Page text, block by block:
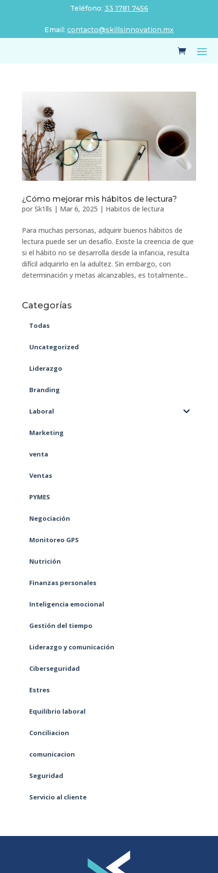
Teléfono: 33 1781 7456
Email: contacto@skillsinnovation.mx
¿Cómo mejorar mis hábitos de lectura?
por Sk1lls | Mar 6, 2025 | Habitos de lectura
Para muchas personas, adquirir buenos hábitos de
lectura puede ser un desafío. Existe la creencia de que
si el hábito no se desarrolla desde la infancia, resulta
difícil adquirirlo en la adultez. Sin embargo, con
determinación y metas alcanzables, es totalmente...
Categorías
Todas
Uncategorized
Liderazgo
Branding
Laboral
Marketing
venta
Ventas
PYMES
Negociación
Monitoreo GPS
Nutrición
Finanzas personales
Inteligencia emocional
Gestión del tiempo
Liderazgo y comunicación
Ciberseguridad
Estres
Equilibrio laboral
Conciliacion
comunicacion
Seguridad
Servicio al cliente